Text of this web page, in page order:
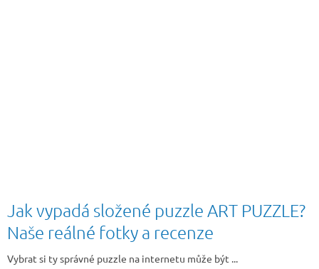
Jak vypadá složené puzzle ART PUZZLE?
Naše reálné fotky a recenze
Vybrat si ty správné puzzle na internetu může být ...